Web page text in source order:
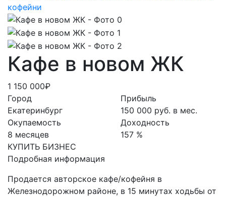
кофейни
Кафе в новом ЖК
1 150 000₽
Город
Екатеринбург
Окупаемость
8 месяцев
КУПИТЬ БИЗНЕС
Прибыль
150 000 руб. в мес.
Доходность
157 %
Подробная информация
Продается авторское кафе/кофейня в
Железнодорожном районе, в 15 минутах ходьбы от